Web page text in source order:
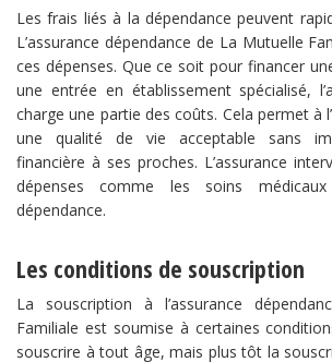
Les frais liés à la dépendance peuvent
L’assurance dépendance de La Mutuelle
ces dépenses. Que ce soit pour financer
une entrée en établissement spécialisé,
charge une partie des coûts. Cela permet à
une qualité de vie acceptable sans
financière à ses proches. L’assurance
dépenses comme les soins
dépendance.
Les conditions de souscription
La souscription à l’assurance
Familiale est soumise à certaines
souscrire à tout âge, mais plus tôt la